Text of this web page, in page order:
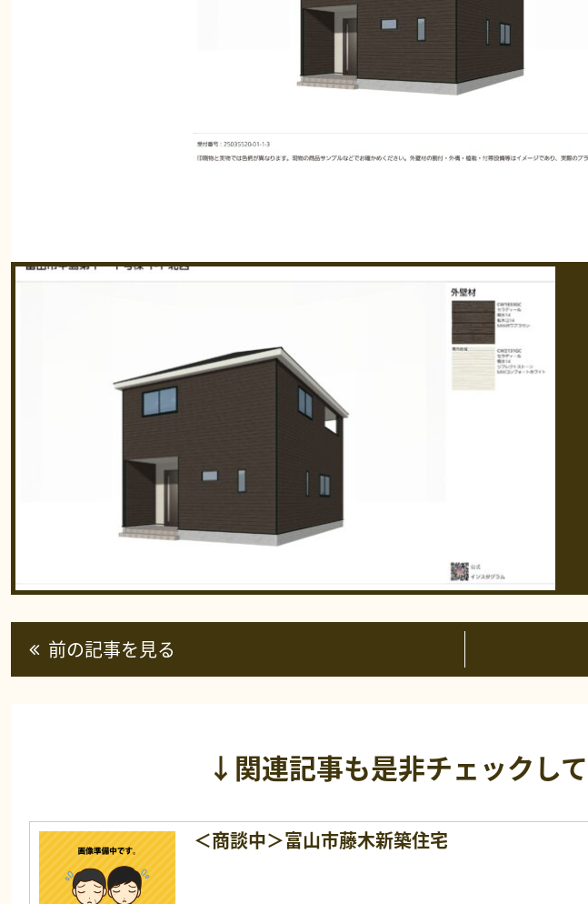
前の記事を見る
↓関連記事も是非チェックし
＜商談中＞富山市藤木新築住宅